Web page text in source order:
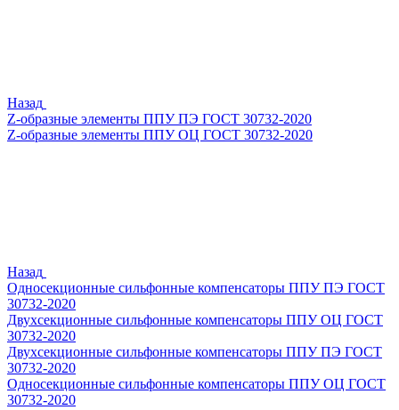
Назад
Z-образные элементы ППУ ПЭ ГОСТ 30732-2020
Z-образные элементы ППУ ОЦ ГОСТ 30732-2020
Назад
Односекционные сильфонные компенсаторы ППУ ПЭ ГОСТ
30732-2020
Двухсекционные сильфонные компенсаторы ППУ ОЦ ГОСТ
30732-2020
Двухсекционные сильфонные компенсаторы ППУ ПЭ ГОСТ
30732-2020
Односекционные сильфонные компенсаторы ППУ ОЦ ГОСТ
30732-2020